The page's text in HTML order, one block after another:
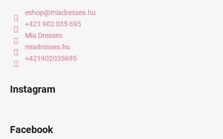
eshop@miadresses.hu
+421 902 035 695
Mia Dresses
miadresses.hu
+421902035695
Instagram
Facebook